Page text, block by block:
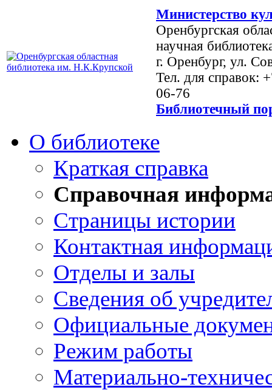
Министерство
Оренбургская
научная
г. Оренбург, ул.
Тел. для справок:
06-76
Библиотечный
О библиотеке
Краткая справка
Справочная
Страницы истории
Контактная
Отделы и залы
Сведения об
Официальные
Режим работы
Материально-